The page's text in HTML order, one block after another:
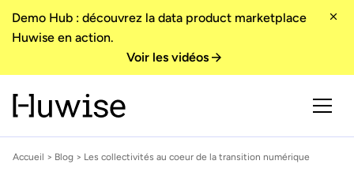
Demo Hub : découvrez la data product marketplace
Huwise en action.
Voir les vidéos
Accueil > Blog > Les collectivités au coeur de la transition numérique